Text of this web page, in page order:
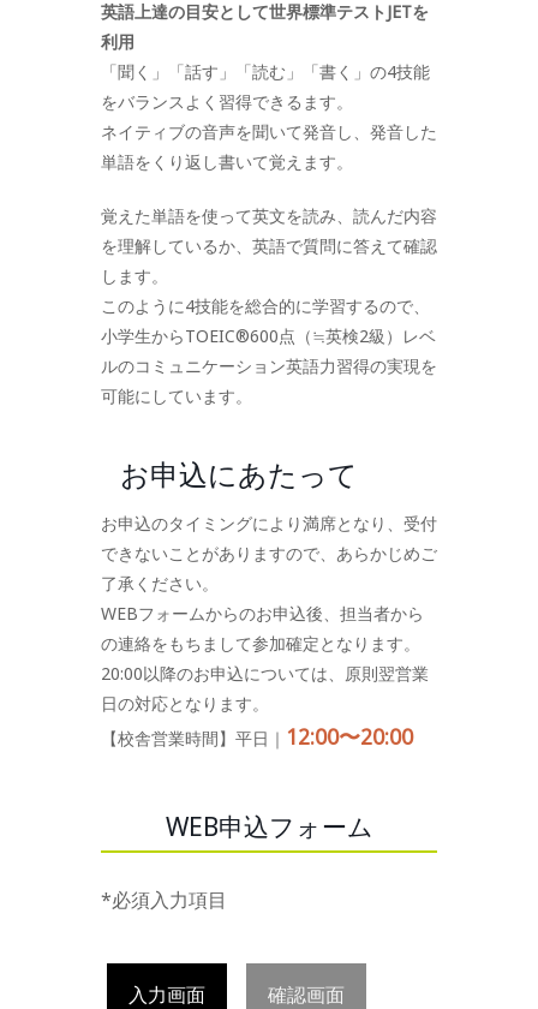
英語上達の目安として世界標準テストJETを
利用
「聞く」「話す」「読む」「書く」の4技能
をバランスよく習得できるます。
ネイティブの音声を聞いて発音し、発音した
単語をくり返し書いて覚えます。
覚えた単語を使って英文を読み、読んだ内容
を理解しているか、英語で質問に答えて確認
します。
このように4技能を総合的に学習するので、
小学生からTOEIC®600点（≒英検2級）レベ
ルのコミュニケーション英語力習得の実現を
可能にしています。
お申込にあたって
お申込のタイミングにより満席となり、受付
できないことがありますので、あらかじめご
了承ください。
WEBフォームからのお申込後、担当者から
の連絡をもちまして参加確定となります。
20:00以降のお申込については、原則翌営業
日の対応となります。
【校舎営業時間】平日｜ 12:00〜20:00
WEB申込フォーム
*必須入力項目
入力画面 確認画面